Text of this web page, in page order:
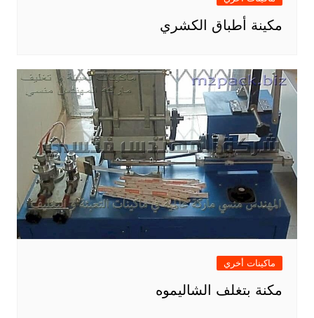
مكينة أطباق الكشري
ماكينات أخري
مكنة بتغلف الشاليموه